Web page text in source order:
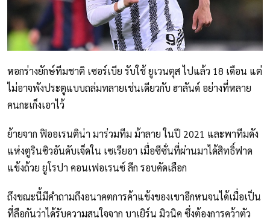
หอกร่างยักษ์ทีมชาติ เซอร์เบีย รับใช้ ยูเวนตุส ไปแล้ว 18 เดือน แต่
ไม่อาจพังประตูแบบถล่มทลายเช่นเดียวกับ ฮาลันด์ อย่างที่หลาย
คนกะเก็งเอาไว้
ย้ายจาก ฟิออเรนติน่า มาร่วมทีม ม้าลาย ในปี 2021 และพาทีมดัง
แห่งตูรินซิวอันดับเจ็ดใน เซเรียอา เมื่อซีซั่นที่ผ่านมาได้สิทธิ์ฟาด
แข้งถ้วย ยูโรปา คอนเฟอเรนซ์ ลีก รอบคัดเลือก
ถึงขณะนี้มีคำถามถึงอนาคตการค้าแข้งของเขาอีกหนจนได้เมื่อเป็น
ที่ลือกันว่าได้รับความสนใจจาก บาเยิร์น มิวนิค ซึ่งต้องการคว้าตัว